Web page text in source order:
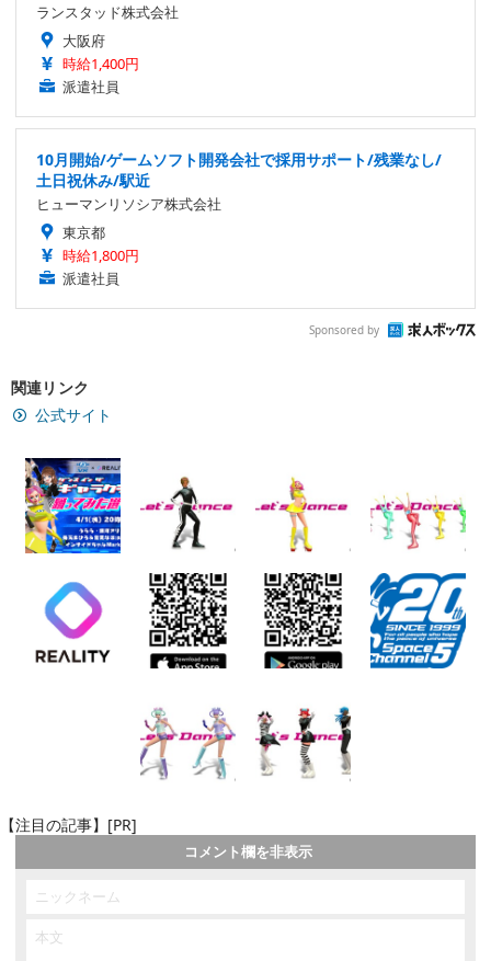
ランスタッド株式会社
大阪府
時給1,400円
派遣社員
10月開始/ゲームソフト開発会社で採用サポート/残業なし/
土日祝休み/駅近
ヒューマンリソシア株式会社
東京都
時給1,800円
派遣社員
Sponsored by
関連リンク
公式サイト
【注目の記事】[PR]
コメント欄を非表示